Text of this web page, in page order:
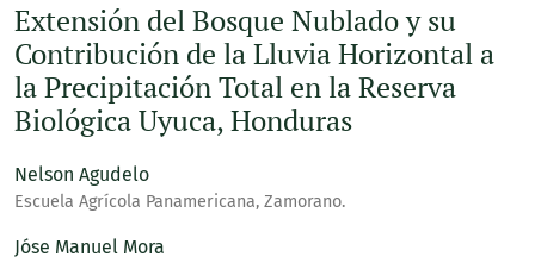
Extensión del Bosque Nublado y su
Contribución de la Lluvia Horizontal a
la Precipitación Total en la Reserva
Biológica Uyuca, Honduras
Nelson Agudelo
Escuela Agrícola Panamericana, Zamorano.
Jóse Manuel Mora